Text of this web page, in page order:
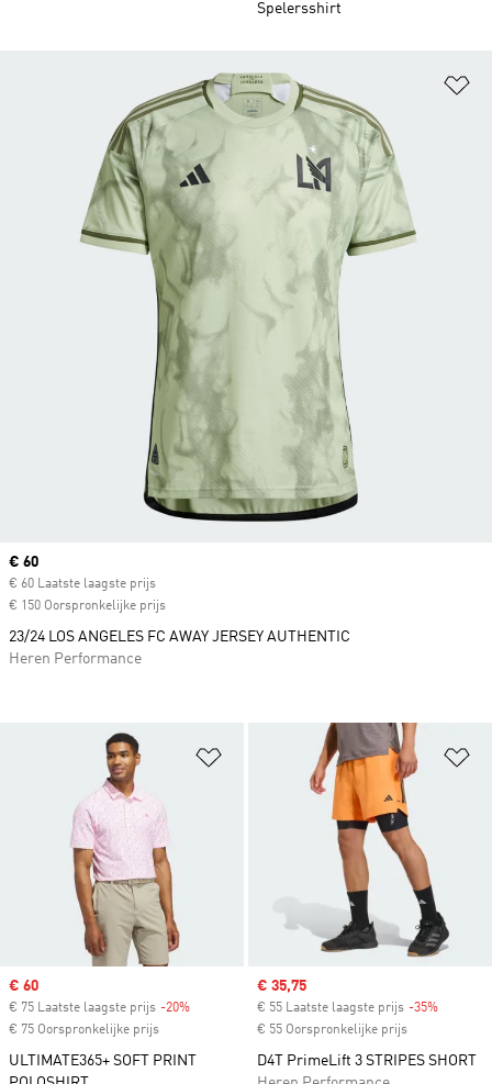
Spelersshirt
Op verlanglijst zetten
Sale price
€ 60
€ 75 Laatste laagste prijs -20%
€ 75 Oorspronkelijke prijs
ULTIMATE365+ SOFT PRINT
Sale price
€ 35,75
€ 55 Laatste laagste prijs -35%
€ 55 Oorspronkelijke prijs
D4T PrimeLift 3 STRIPES SHORT
Current price
€ 60
€ 60 Laatste laagste prijs
€ 150 Oorspronkelijke prijs
23/24 LOS ANGELES FC AWAY JERSEY AUTHENTIC
Heren Performance